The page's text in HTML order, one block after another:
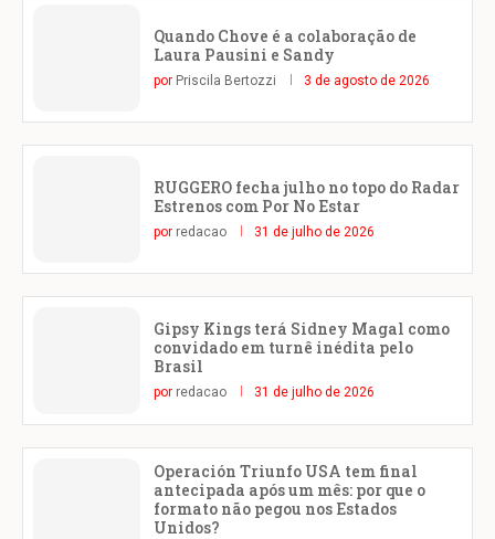
Quando Chove é a colaboração de
Laura Pausini e Sandy
por Priscila Bertozzi 3 de agosto de 2026
RUGGERO fecha julho no topo do Radar
Estrenos com Por No Estar
por redacao 31 de julho de 2026
Gipsy Kings terá Sidney Magal como
convidado em turnê inédita pelo
Brasil
por redacao 31 de julho de 2026
Operación Triunfo USA tem final
antecipada após um mês: por que o
formato não pegou nos Estados
Unidos?